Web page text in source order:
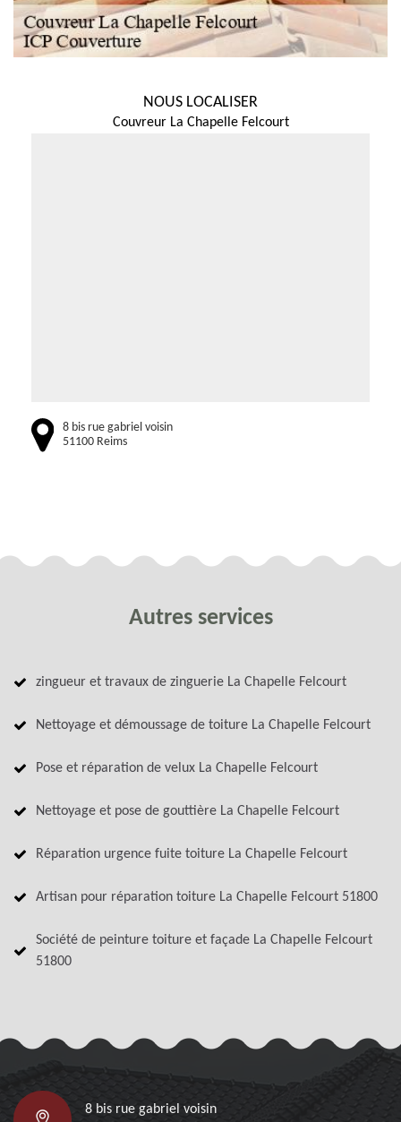
NOUS LOCALISER
Couvreur La Chapelle Felcourt
8 bis rue gabriel voisin
51100 Reims
Autres services
zingueur et travaux de zinguerie La Chapelle Felcourt
Nettoyage et démoussage de toiture La Chapelle Felcourt
Pose et réparation de velux La Chapelle Felcourt
Nettoyage et pose de gouttière La Chapelle Felcourt
Réparation urgence fuite toiture La Chapelle Felcourt
Artisan pour réparation toiture La Chapelle Felcourt 51800
Société de peinture toiture et façade La Chapelle Felcourt
51800
8 bis rue gabriel voisin